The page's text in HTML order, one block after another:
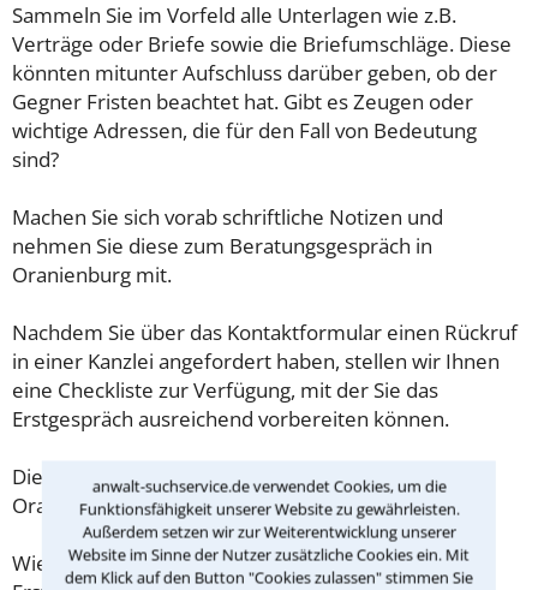
anwalt-suchservice.de verwendet Cookies, um die
Funktionsfähigkeit unserer Website zu gewährleisten.
Außerdem setzen wir zur Weiterentwicklung unserer
Website im Sinne der Nutzer zusätzliche Cookies ein. Mit
dem Klick auf den Button "Cookies zulassen" stimmen Sie
Sammeln Sie im Vorfeld alle Unterlagen wie z.B.
Verträge oder Briefe sowie die Briefumschläge. Diese
könnten mitunter Aufschluss darüber geben, ob der
Gegner Fristen beachtet hat. Gibt es Zeugen oder
wichtige Adressen, die für den Fall von Bedeutung
sind?
Machen Sie sich vorab schriftliche Notizen und
nehmen Sie diese zum Beratungsgespräch in
Oranienburg mit.
Nachdem Sie über das Kontaktformular einen Rückruf
in einer Kanzlei angefordert haben, stellen wir Ihnen
eine Checkliste zur Verfügung, mit der Sie das
Erstgespräch ausreichend vorbereiten können.
Die Kosten eines Anwalts für Werkvertrag in
Oranienburg sind oft geringer als gedacht!
Wieviel ein Rechtsanwalt in Oranienburg für eine